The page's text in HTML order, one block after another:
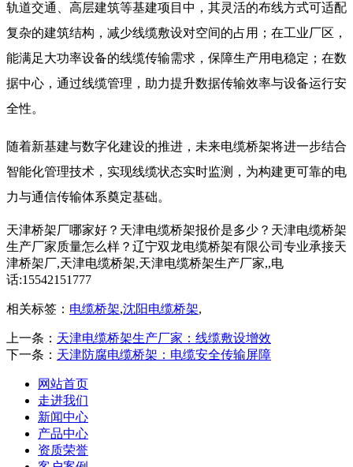
轨道交通、高层建筑等基建项目中，其灵活的布线方式可适配
复杂的建筑结构，减少线缆敷设对空间的占用；在工业厂区，
能满足大功率设备的线缆传输需求，保障生产用电稳定；在数
据中心，通过线缆管理，助力提升数据传输效率与设备运行安
全性。
随着新基建与数字化建设的推进，未来电缆桥架将进一步结合
智能化管理技术，实现线缆状态实时监测，为构建更可靠的电
力与通信传输体系奠定基础。
天津桥架厂哪家好？天津电缆桥架报价是多少？天津电缆桥架
生产厂家质量怎么样？辽宁双龙电缆桥架有限公司专业承接天
津桥架厂,天津电缆桥架,天津电缆桥架生产厂家,,电
话:15542151777
相关标签： 电缆桥架,沈阳电缆桥架,
上一条： 天津电缆桥架生产厂家：线缆敷设增效
下一条： 天津防腐电缆桥架：电缆安全传输屏障
网站首页
走进我们
新闻中心
产品中心
资质荣誉